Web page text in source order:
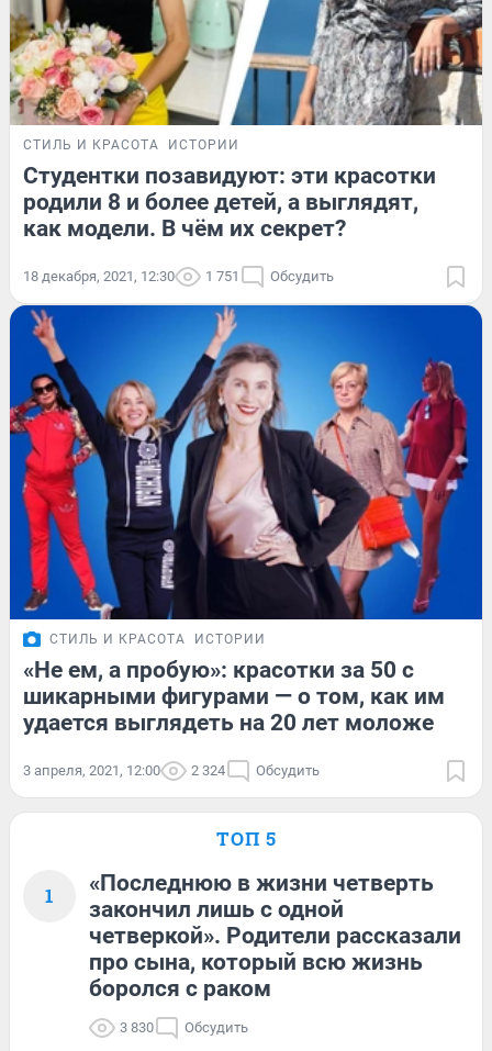
СТИЛЬ И КРАСОТА ИСТОРИИ
Студентки позавидуют: эти красотки
родили 8 и более детей, а выглядят,
как модели. В чём их секрет?
18 декабря, 2021, 12:30 1 751 Обсудить
СТИЛЬ И КРАСОТА ИСТОРИИ
«Не ем, а пробую»: красотки за 50 с
шикарными фигурами — о том, как им
удается выглядеть на 20 лет моложе
3 апреля, 2021, 12:00 2 324 Обсудить
ТОП 5
1
«Последнюю в жизни четверть
закончил лишь с одной
четверкой». Родители рассказали
про сына, который всю жизнь
боролся с раком
3 830 Обсудить